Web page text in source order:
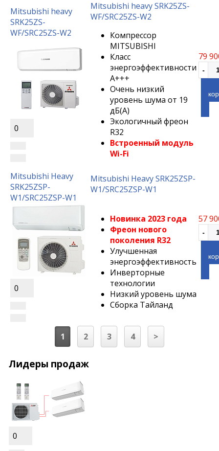
Mitsubishi heavy
SRK25ZS-
WF/SRC25ZS-W2
0
Mitsubishi heavy SRK25ZS-
WF/SRC25ZS-W2
Компрессор
MITSUBISHI
Класс
энергоэффективности
А+++
Очень низкий
уровень шума от 19
дБ(A)
Экологичный фреон
R32
Встроенный модуль
Wi-Fi
79
Mitsubishi Heavy
SRK25ZSP-
W1/SRC25ZSP-W1
0
Mitsubishi Heavy SRK25ZSP-
W1/SRC25ZSP-W1
Новинка 2023 года
Фреон нового
поколения R32
Улучшенная
энергоэффективность
Инверторные
технологии
Низкий уровень шума
Сборка Тайланд
57
1 2 3 4 >
Лидеры продаж
0